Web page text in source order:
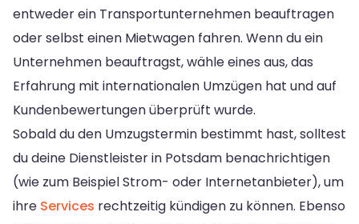
entweder ein Transportunternehmen beauftragen
oder selbst einen Mietwagen fahren. Wenn du ein
Unternehmen beauftragst, wähle eines aus, das
Erfahrung mit internationalen Umzügen hat und auf
Kundenbewertungen überprüft wurde.
Sobald du den Umzugstermin bestimmt hast, solltest
du deine Dienstleister in Potsdam benachrichtigen
(wie zum Beispiel Strom- oder Internetanbieter), um
ihre Services rechtzeitig kündigen zu können. Ebenso